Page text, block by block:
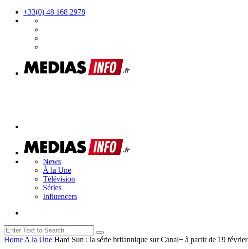
+33(0) 48 168 2978
News
À la Une
Télévision
Séries
Influencers
Home A la Une Hard Sun : la série britannique sur Canal+ à partir de 19 février